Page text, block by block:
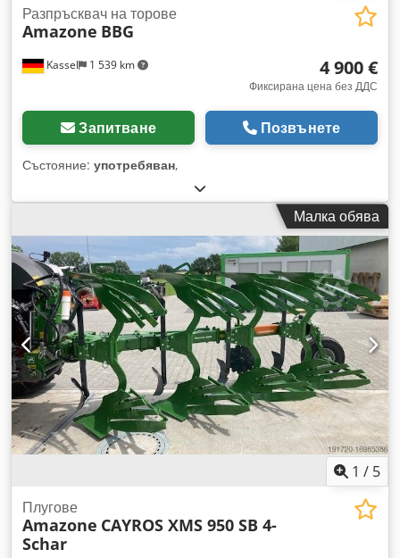
Kassel 1 539 km
Разпръсквач на торове
Amazone BBG
4 900 €
Фиксирана цена без ДДС
Запитване Позвънете
Състояние: употребяван,
Малка обява
1 / 5
Плугове
Amazone CAYROS XMS 950 SB 4-
Schar